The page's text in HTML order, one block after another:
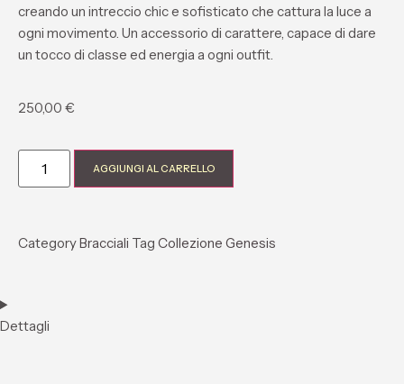
creando un intreccio chic e sofisticato che cattura la luce a
ogni movimento. Un accessorio di carattere, capace di dare
un tocco di classe ed energia a ogni outfit.
250,00 €
AGGIUNGI AL CARRELLO
CategoryBracciali Tag Collezione Genesis
Dettagli